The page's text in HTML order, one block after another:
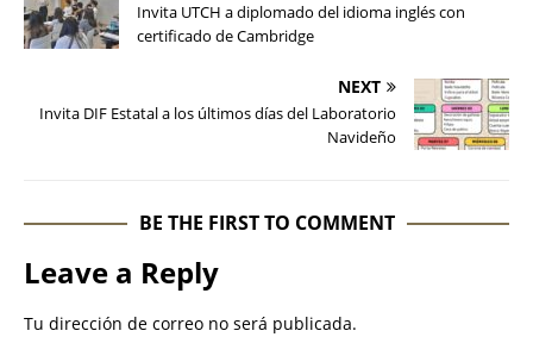
Invita UTCH a diplomado del idioma inglés con
certificado de Cambridge
NEXT
Invita DIF Estatal a los últimos días del Laboratorio
Navideño
BE THE FIRST TO COMMENT
Leave a Reply
Tu dirección de correo no será publicada.